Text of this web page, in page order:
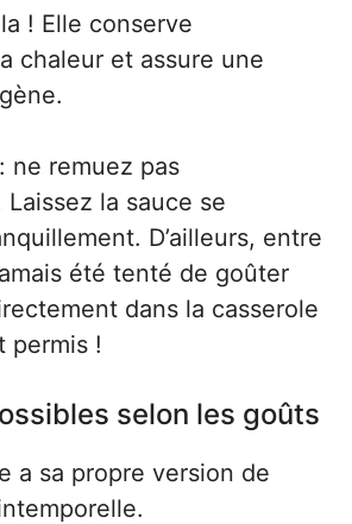
! Elle conserve
chaleur et assure une
ne remuez pas
la sauce se
D’ailleurs, entre
été tenté de goûter
dans la casserole
permis !
selon les goûts
a sa propre version de